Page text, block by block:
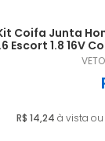
Coifa Junta
Escort 1.8 16V
R$ 14,24 à vista